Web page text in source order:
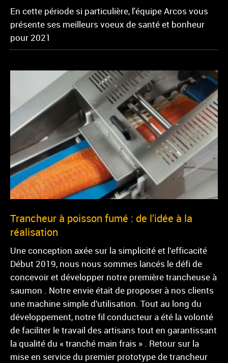
En cette période si particulière, l'équipe Arcos vous
présente ses meilleurs voeux de santé et bonheur
pour 2021
Trancheur à poisson fumé : de l’idée à la
réalisation
Une conception axée sur la simplicité et l’efficacité
Début 2019, nous nous sommes lancés le défi de
concevoir et développer notre première trancheuse à
saumon . Notre envie était de proposer à nos clients
une machine simple d’utilisation. Tout au long du
développement, notre fil conducteur a été la volonté
de faciliter le travail des artisans tout en garantissant
la qualité du « tranché main frais » . Retour sur la
mise en service du premier prototype de trancheur